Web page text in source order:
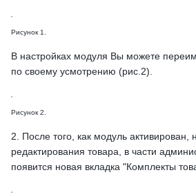
Рисунок 1.
В настройках модуля Вы можете
по своему усмотрению (рис.2).
Рисунок 2.
2. После того, как модуль активирован,
редактирования товара, в части
появится новая вкладка "Комплекты